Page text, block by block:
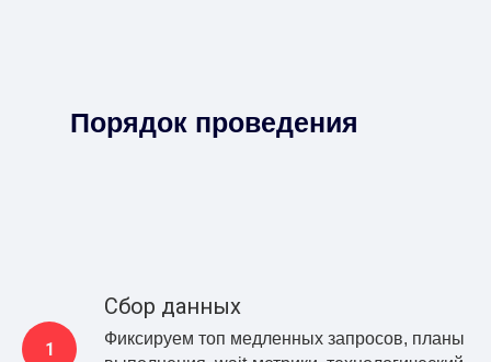
Порядок проведения
Сбор данных
Фиксируем топ медленных запросов, планы